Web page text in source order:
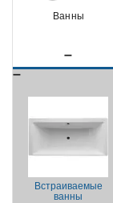
Ванны
Встраиваемые
ванны